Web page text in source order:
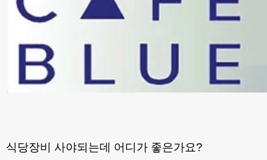
식당장비 사야되는데 어디가 좋은가요?